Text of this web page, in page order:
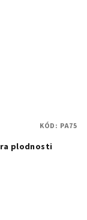
plodnosti
KÓD: PA75